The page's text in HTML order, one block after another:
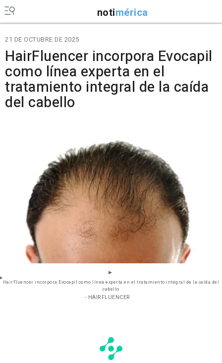
notimérica
21 DE OCTUBRE DE 2025
HairFluencer incorpora Evocapil
como línea experta en el
tratamiento integral de la caída
del cabello
HairFluencer incorpora Evocapil como línea experta en el tratamiento integral de la caída del
cabello
- HAIRFLUENCER